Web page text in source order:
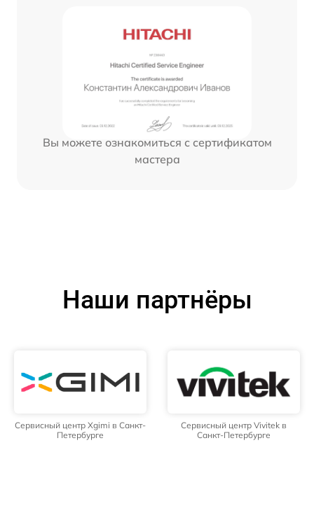
Вы можете ознакомиться с сертификатом
мастера
Наши партнёры
Сервисный центр Xgimi в Санкт-
Петербурге
Сервисный центр Vivitek в
Санкт-Петербурге